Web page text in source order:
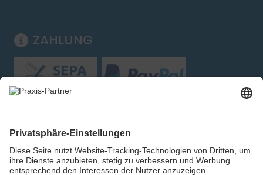
ZAHLUNG
Folgen Sie uns: